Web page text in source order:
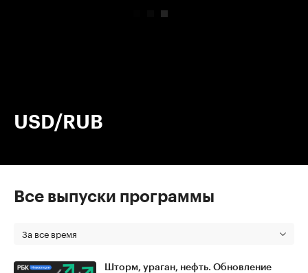
USD/RUB
Все выпуски программы
За все время
Шторм, ураган, нефть. Обновление